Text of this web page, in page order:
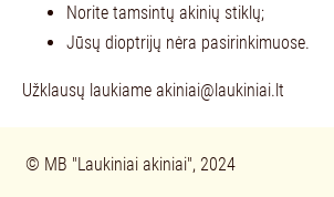
Norite tamsintų akinių stiklų;
Jūsų dioptrijų nėra pasirinkimuose.
Užklausų laukiame akiniai@laukiniai.lt
© MB "Laukiniai